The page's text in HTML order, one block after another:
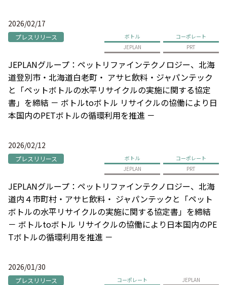
2026/02/17
プレスリリース ボトル
コーポレート
JEPLAN
PRT
JEPLANグループ：ペットリファインテクノロジー、北海
道登別市・北海道白老町・ アサヒ飲料・ジャパンテック
と「ペットボトルの水平リサイクルの実施に関する協定
書」を締結 － ボトルtoボトル リサイクルの協働により日
本国内のPETボトルの循環利用を推進 －
2026/02/12
プレスリリース ボトル
コーポレート
JEPLAN
PRT
JEPLANグループ：ペットリファインテクノロジー、北海
道内４市町村・アサヒ飲料・ ジャパンテックと「ペット
ボトルの水平リサイクルの実施に関する協定書」を締結
－ ボトルtoボトル リサイクルの協働により日本国内のPE
Tボトルの循環利用を推進 －
2026/01/30
プレスリリース コーポレート JEPLAN